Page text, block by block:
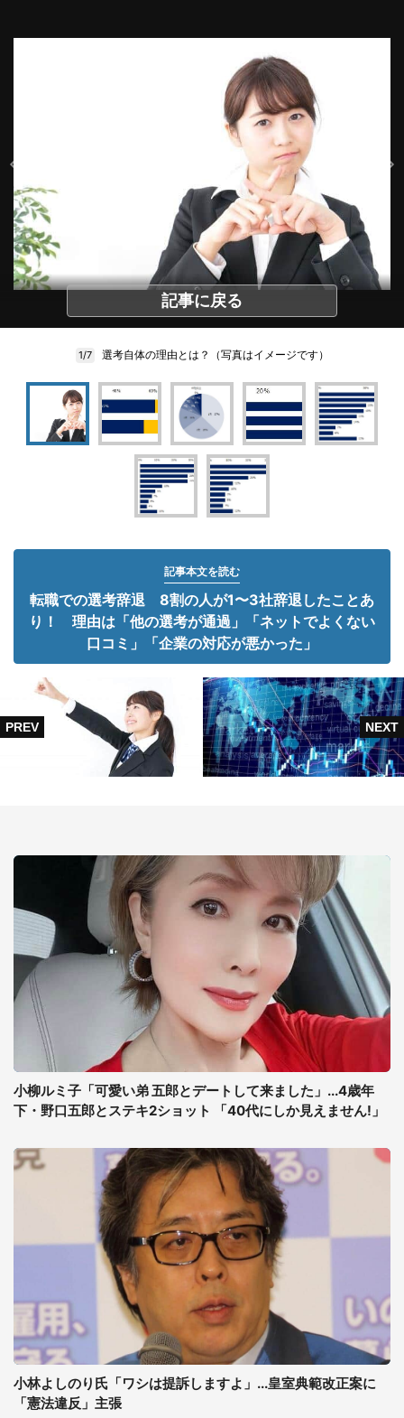
記事に戻る
1/7 選考自体の理由とは？（写真はイメージです）
記事本文を読む
転職での選考辞退 8割の人が1〜3社辞退したことあ
り！ 理由は「他の選考が通過」「ネットでよくない
口コミ」「企業の対応が悪かった」
小柳ルミ子「可愛い弟 五郎とデートして来ました」...4歳年
下・野口五郎とステキ2ショット 「40代にしか見えません!」
小林よしのり氏「ワシは提訴しますよ」...皇室典範改正案に
「憲法違反」主張